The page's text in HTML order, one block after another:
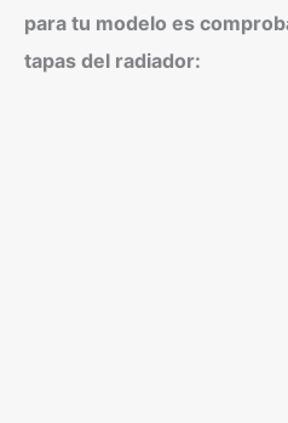
para tu modelo es
tapas del radiador: